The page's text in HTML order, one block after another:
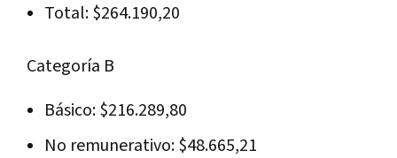
Total: $264.190,20
Categoría B
Básico: $216.289,80
No remunerativo: $48.665,21